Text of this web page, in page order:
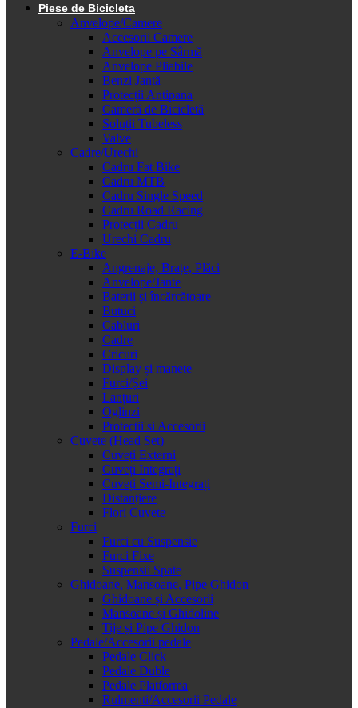
Piese de Bicicleta
Anvelope/Camere
Accesorii Camere
Anvelope pe Sârmă
Anvelope Pliabile
Benzi Jantă
Protecții Antipana
Cameră de Bicicletă
Soluții Tubeless
Valve
Cadre/Urechi
Cadru Fat Bike
Cadru MTB
Cadru Single Speed
Cadru Road Racing
Protecții Cadru
Urechi Cadru
E-Bike
Angrenaje, Brațe, Plăci
Anvelope/Jante
Baterii și încărcătoare
Butuci
Cabluri
Cadre
Cricuri
Display și manete
Furci/Șei
Lanțuri
Oglinzi
Protectii si Accesorii
Cuvete (Head Set)
Cuveți Externi
Cuveți Integrați
Cuveți Semi-Integrați
Distanțiere
Flori Cuvete
Furci
Furci cu Suspensie
Furci Fixe
Suspensii Spate
Ghidoane, Mansoane, Pipe Ghidon
Ghidoane și Accesorii
Mansoane și Ghidoline
Tije și Pipe Ghidon
Pedale/Accesorii pedale
Pedale Click
Pedale Duble
Pedale Platforma
Rulmenti/Accesorii Pedale